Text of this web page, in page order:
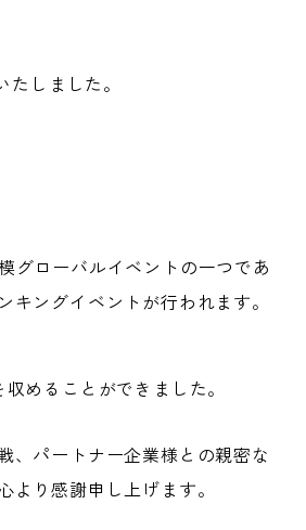
しました。
ローバルイベントの一つであ
ングイベントが行われます。
めることができました。
、パートナー企業様との親密な
り感謝申し上げます。